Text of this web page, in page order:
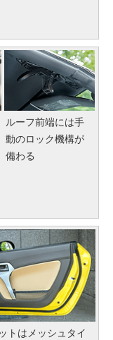
ルーフ前端には手
動のロック機構が
備わる
トはメッシュタイ